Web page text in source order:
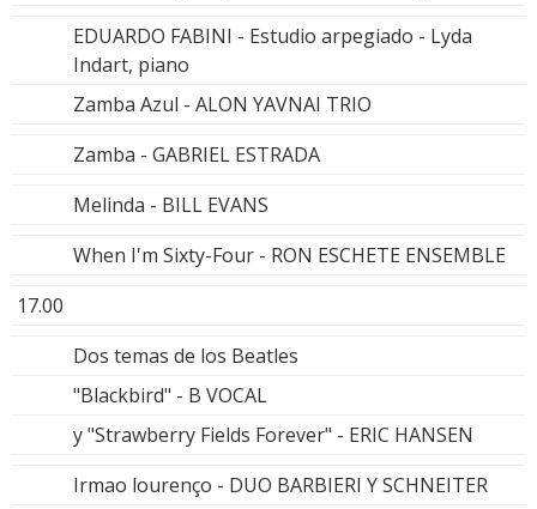
EDUARDO FABINI - Estudio arpegiado - Lyda
Indart, piano
Zamba Azul - ALON YAVNAI TRIO
Zamba - GABRIEL ESTRADA
Melinda - BILL EVANS
When I'm Sixty-Four - RON ESCHETE ENSEMBLE
17.00
Dos temas de los Beatles
"Blackbird" - B VOCAL
y "Strawberry Fields Forever" - ERIC HANSEN
Irmao lourenço - DUO BARBIERI Y SCHNEITER